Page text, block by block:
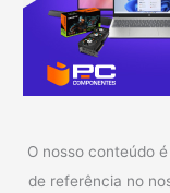
O nosso conteúdo
de referência no